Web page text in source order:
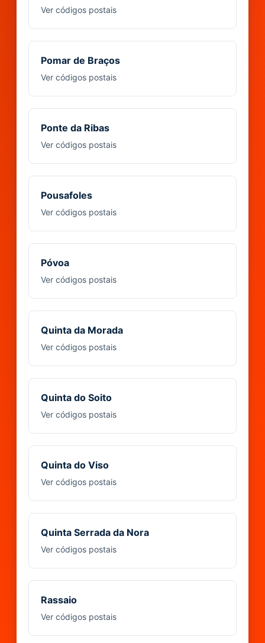
Ver códigos postais
Pomar de Braços
Ver códigos postais
Ponte da Ribas
Ver códigos postais
Pousafoles
Ver códigos postais
Póvoa
Ver códigos postais
Quinta da Morada
Ver códigos postais
Quinta do Soito
Ver códigos postais
Quinta do Viso
Ver códigos postais
Quinta Serrada da Nora
Ver códigos postais
Rassaio
Ver códigos postais